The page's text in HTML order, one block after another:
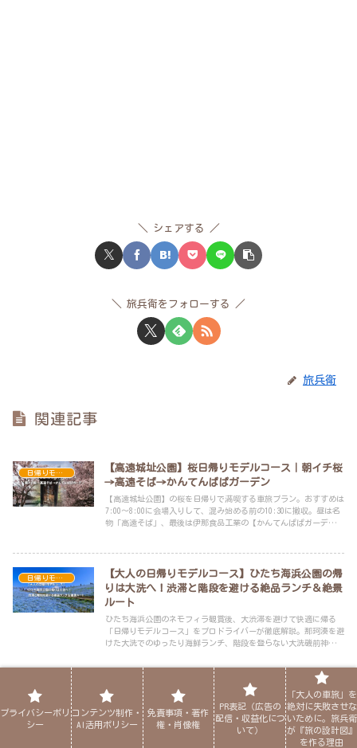
シェアする
旅兵衛をフォローする
旅兵衛
関連記事
日帰りモデルコース
【高遠城址公園】桜日帰りモデルコース｜朝イチ桜
→高遠そば→かんてんぱぱガーデン
【高遠城址公園】の桜を日帰りで満喫する車旅プラン。おすすめは
7:00〜8:00に会場入りして、混み始める前の10:30に撤収。昼は名
物「高遠そば」、最後は伊那食品工業の【かんてんぱぱガーデン】
日帰りモデルコース
【大人の日帰りモデルコース】ひたち海浜公園の帰
りは大洗へ！渋滞と階段を避ける絶品ランチ＆絶景
ルート
ひたち海浜公園のネモフィラ観賞後、大渋滞を避けて快適に帰る
「日帰りモデルコース」をプロドライバーが徹底解説。那珂湊を避
けた大洗でのゆったり海鮮ランチ、階段を登らない大洗磯前神社の
す。
【あしかがフラワーパーク後】無駄のない導線で快
適！大人の日帰りモデルコース
あしかがフラワーパークを満喫した後の「大人の午後ルート」をプ
ロが解説。佐野厄除け大師への参拝、13時以降の佐野ラーメンラン
プライバシーポリ
シー
コンテンツ制作・
AI活用ポリシー
免責事項・著作
権・肖像権
PR表記（広告の
配信・収益化につ
いて）
「大人の車旅」を
絶対に失敗させな
いために。旅兵衛
が『旅の設計図』
を作る理由